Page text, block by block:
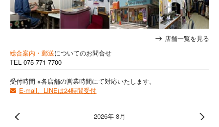
店舗一覧を見る
総合案内・郵送についてのお問合せ
TEL 075-771-7700
受付時間 ※各店舗の営業時間にて対応いたします。
E-mail、LINEは24時間受付
2026年 8月